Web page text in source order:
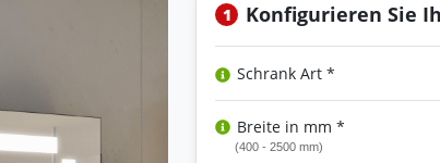
1 Konfigurieren Sie
Schrank Art *
Breite in mm *
(400 - 2500 mm)